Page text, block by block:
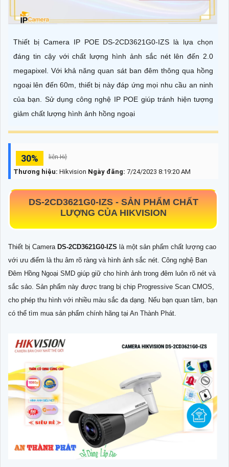
Thiết bị Camera IP POE DS-2CD3621G0-IZS là lựa chọn
đáng tin cậy với chất lượng hình ảnh sắc nét lên đến 2.0
megapixel. Với khả năng quan sát ban đêm thông qua hồng
ngoại lên đến 60m, thiết bị này đáp ứng mọi nhu cầu an ninh
của bạn. Sử dụng công nghệ IP POE giúp tránh hiện tượng
giảm chất lượng hình ảnh hồng ngoại
30% liên Hệ
Thương hiệu: Hikvision Ngày đăng: 7/24/2023 8:19:20 AM
DS-2CD3621G0-IZS -SẢN PHẨM CHẤT
LƯỢNG CỦA HIKVISION
Thiết bị Camera DS-2CD3621G0-IZS là một sản phẩm chất lượng cao
với ưu điểm là thu âm rõ ràng và hình ảnh sắc nét. Công nghệ Ban
Đêm Hồng Ngoại SMD giúp giữ cho hình ảnh trong đêm luôn rõ nét và
sắc sảo. Sản phẩm này được trang bị chip Progressive Scan CMOS,
cho phép thu hình với nhiều màu sắc đa dạng. Nếu bạn quan tâm, bạn
có thể tìm mua sản phẩm chính hãng tại An Thành Phát.